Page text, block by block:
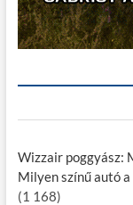
Wizzair poggyász:
Milyen színű autó
(1 168)